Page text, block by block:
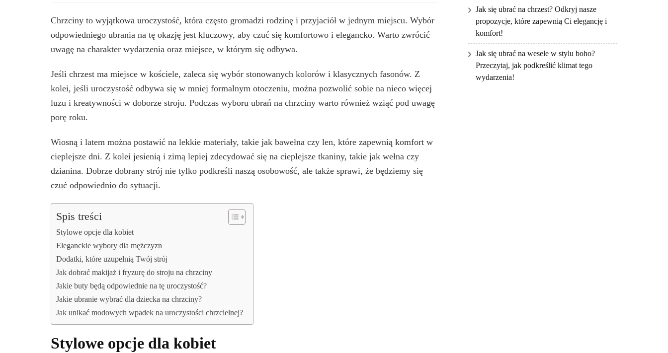
Chrzciny to wyjątkowa uroczystość, która często gromadzi rodzinę i przyjaciół w jednym miejscu. Wybór
odpowiedniego ubrania na tę okazję jest kluczowy, aby czuć się komfortowo i elegancko. Warto zwrócić
uwagę na charakter wydarzenia oraz miejsce, w którym się odbywa.
Jeśli chrzest ma miejsce w kościele, zaleca się wybór stonowanych kolorów i klasycznych fasonów. Z
kolei, jeśli uroczystość odbywa się w mniej formalnym otoczeniu, można pozwolić sobie na nieco więcej
luzu i kreatywności w doborze stroju. Podczas wyboru ubrań na chrzciny warto również wziąć pod uwagę
porę roku.
Wiosną i latem można postawić na lekkie materiały, takie jak bawełna czy len, które zapewnią komfort w
cieplejsze dni. Z kolei jesienią i zimą lepiej zdecydować się na cieplejsze tkaniny, takie jak wełna czy
dzianina. Dobrze dobrany strój nie tylko podkreśli naszą osobowość, ale także sprawi, że będziemy się
czuć odpowiednio do sytuacji.
Spis treści
Stylowe opcje dla kobiet
Eleganckie wybory dla mężczyzn
Dodatki, które uzupełnią Twój strój
Jak dobrać makijaż i fryzurę do stroju na chrzciny
Jakie buty będą odpowiednie na tę uroczystość?
Jakie ubranie wybrać dla dziecka na chrzciny?
Jak unikać modowych wpadek na uroczystości chrzcielnej?
Stylowe opcje dla kobiet
Jak się ubrać na chrzest? Odkryj nasze
propozycje, które zapewnią Ci elegancję i
komfort!
Jak się ubrać na wesele w stylu boho?
Przeczytaj, jak podkreślić klimat tego
wydarzenia!